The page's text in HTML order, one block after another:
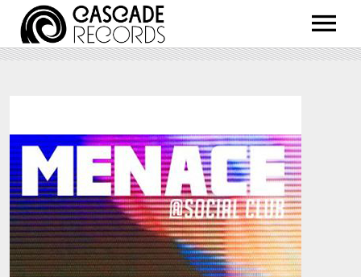
ARTISTS
ABOUT